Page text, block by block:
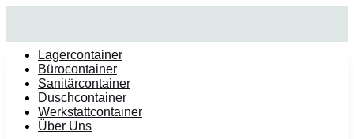
Lagercontainer
Bürocontainer
Sanitärcontainer
Duschcontainer
Werkstattcontainer
Über Uns